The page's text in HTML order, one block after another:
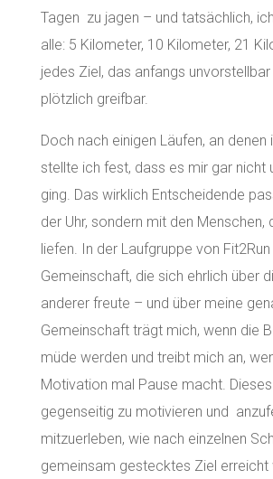
Tagen zu jagen – und tatsächlich,
alle: 5 Kilometer, 10 Kilometer, 21
jedes Ziel, das anfangs
plötzlich greifbar.
Doch nach einigen Läufen, an denen
stellte ich fest, dass es mir gar nicht
ging. Das wirklich Entscheidende
der Uhr, sondern mit den Menschen,
liefen. In der Laufgruppe von
Gemeinschaft, die sich ehrlich über
anderer freute – und über meine
Gemeinschaft trägt mich, wenn die
müde werden und treibt mich an,
Motivation mal Pause macht. Dieses
gegenseitig zu motivieren und
mitzuerleben, wie nach einzelnen
gemeinsam gestecktes Ziel erreicht